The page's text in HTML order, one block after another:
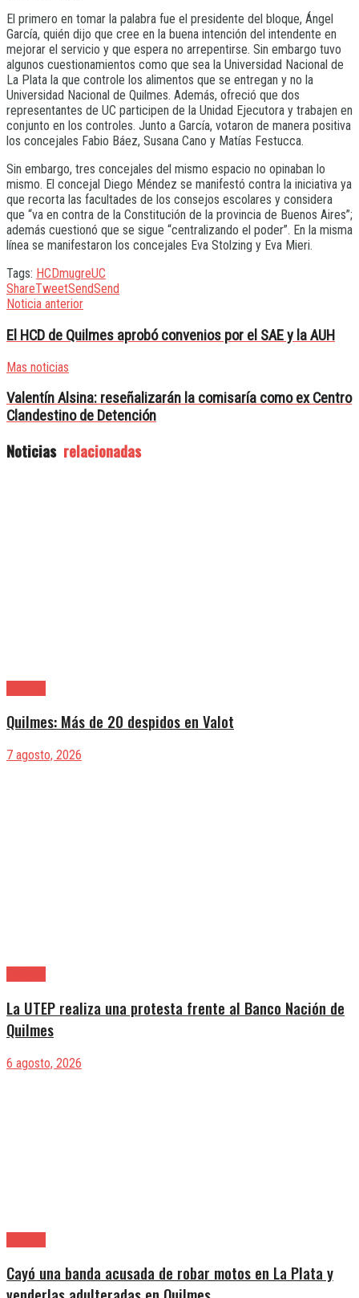
El primero en tomar la palabra fue el presidente del bloque, Ángel
García, quién dijo que cree en la buena intención del intendente en
mejorar el servicio y que espera no arrepentirse. Sin embargo tuvo
algunos cuestionamientos como que sea la Universidad Nacional de
La Plata la que controle los alimentos que se entregan y no la
Universidad Nacional de Quilmes. Además, ofreció que dos
representantes de UC participen de la Unidad Ejecutora y trabajen en
conjunto en los controles. Junto a García, votaron de manera positiva
los concejales Fabio Báez, Susana Cano y Matías Festucca.
Sin embargo, tres concejales del mismo espacio no opinaban lo
mismo. El concejal Diego Méndez se manifestó contra la iniciativa ya
que recorta las facultades de los consejos escolares y considera
que “va en contra de la Constitución de la provincia de Buenos Aires”;
además cuestionó que se sigue “centralizando el poder”. En la misma
línea se manifestaron los concejales Eva Stolzing y Eva Mieri.
Tags: HCDmugreUC
ShareTweetSendSend
Noticia anterior
El HCD de Quilmes aprobó convenios por el SAE y la AUH
Mas noticias
Valentín Alsina: reseñalizarán la comisaría como ex Centro
Clandestino de Detención
Noticias relacionadas
Quilmes: Más de 20 despidos en Valot
7 agosto, 2026
La UTEP realiza una protesta frente al Banco Nación de
Quilmes
6 agosto, 2026
Cayó una banda acusada de robar motos en La Plata y